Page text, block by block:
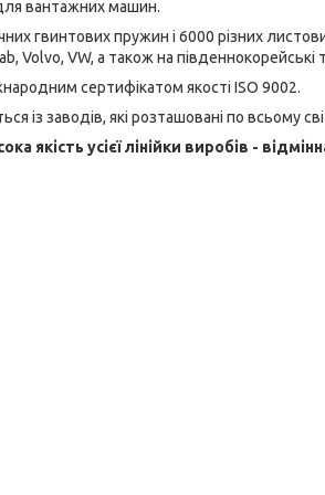
для вантажних машин.
гвинтових пружин і 6000 різних
Volvo, VW, а також на південнокорейські
сертифікатом якості ISO 9002.
із заводів, які розташовані по всьому
якість усієї лінійки виробів -